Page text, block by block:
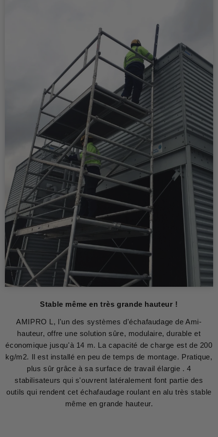
Stable même en très grande hauteur !
AMIPRO L, l'un des systèmes d'échafaudage de Ami-
hauteur, offre une solution sûre, modulaire, durable et
économique jusqu'à 14 m. La capacité de charge est de 200
kg/m2. Il est installé en peu de temps de montage. Pratique,
plus sûr grâce à sa surface de travail élargie . 4
stabilisateurs qui s'ouvrent latéralement font partie des
outils qui rendent cet échafaudage roulant en alu très stable
même en grande hauteur.